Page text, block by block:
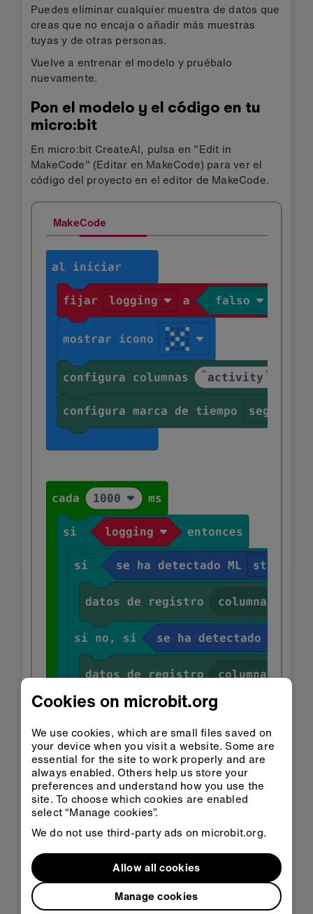
Puedes eliminar cualquier muestra de datos que
creas que no encaja o añadir más muestras
tuyas y de otras personas.
Vuelve a entrenar el modelo y pruébalo
nuevamente.
Pon el modelo y el código en tu
micro:bit
En micro:bit CreateAI, pulsa en "Edit in
MakeCode" (Editar en MakeCode) para ver el
código del proyecto en el editor de MakeCode.
MakeCode
Cookies on microbit.org
We use cookies, which are small files saved on
your device when you visit a website. Some are
essential for the site to work properly and are
always enabled. Others help us store your
preferences and understand how you use the
site. To choose which cookies are enabled
select “Manage cookies”.
We do not use third-party ads on microbit.org.
Manage cookies
Allow all cookies